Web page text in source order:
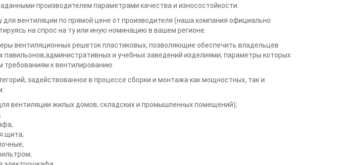
производителем параметрами качества и износостойкости.
для вентиляции по прямой цене от производителя (наша компания официально
на спрос на ту или иную номинацию в вашем регионе.
вентиляционных решеток пластиковых, позволяющие обеспечить владельцев
и учебных заведений изделиями, параметры которых
к вентилированию.
задействованное в процессе сборки и монтажа как мощностных, так и
вентиляции жилых домов, складских и промышленных помещений);
щита;